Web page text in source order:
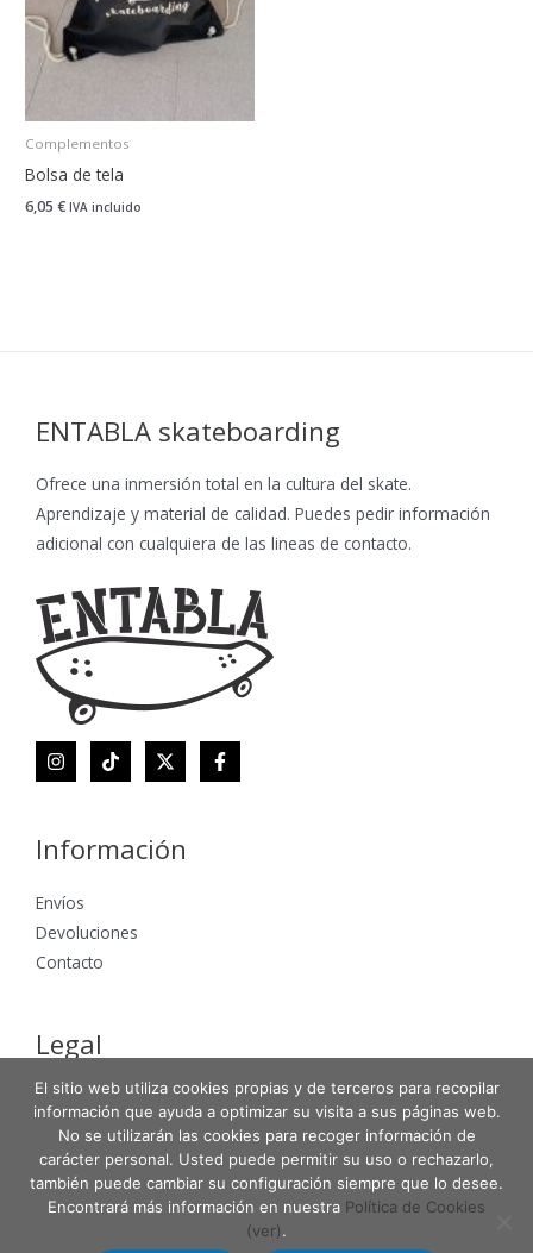
Complementos
Bolsa de tela
6,05€ IVA incluido
ENTABLA skateboarding
Ofrece una inmersión total en la cultura del skate.
Aprendizaje y material de calidad. Puedes pedir información
adicional con cualquiera de las lineas de contacto.
Información
Envíos
Devoluciones
Contacto
Legal
Aviso Legal
Política de Privacidad
Política de Cookies
El sitio web utiliza cookies propias y de terceros para recopilar
información que ayuda a optimizar su visita a sus páginas web.
No se utilizarán las cookies para recoger información de
carácter personal. Usted puede permitir su uso o rechazarlo,
también puede cambiar su configuración siempre que lo desee.
Encontrará más información en nuestra Política de Cookies
(ver).